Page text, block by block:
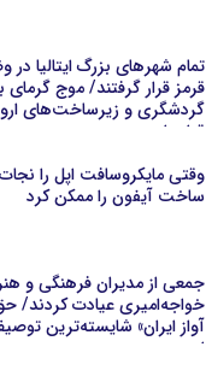
تمام شهرهای بزرگ ایتالیا
قرمز قرار گرفتند/ موج گرمای
گردشگری و زیرساخت‌های
قرار داد
وقتی مایکروسافت اپل را
ساخت آیفون را ممکن کرد
جمعی از مدیران فرهنگی و
خواجه‌امیری عیادت کردند/
آواز ایران» شایسته‌ترین
است